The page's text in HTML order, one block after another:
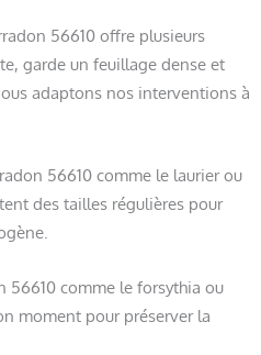
56610 offre plusieurs
garde un feuillage dense et
adaptons nos interventions à
56610 comme le laurier ou
des tailles régulières pour
56610 comme le forsythia ou
moment pour préserver la